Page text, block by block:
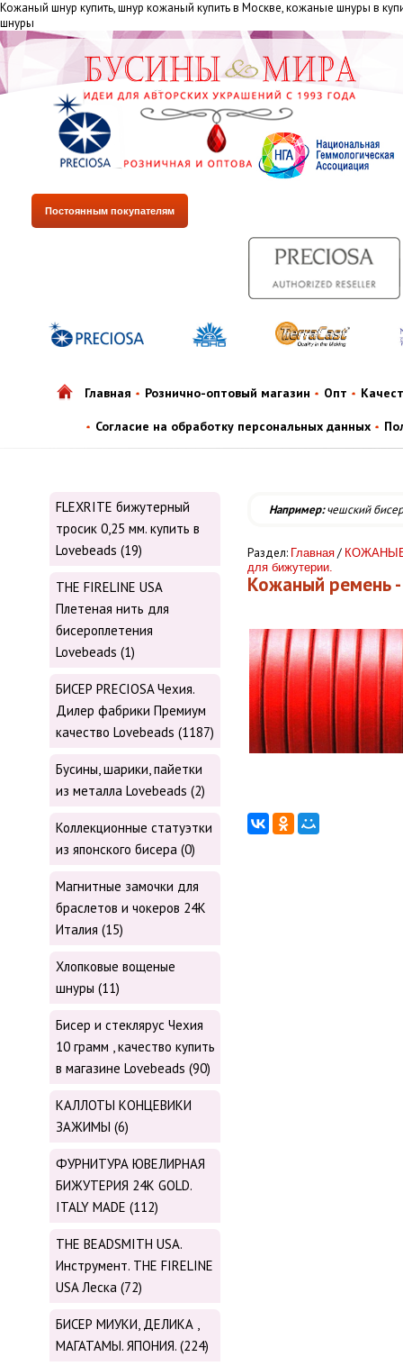
Кожаный шнур купить, шнур кожаный купить в Москве, кожаные шнуры в
шнуры
Постоянным покупателям
Главная Рознично-оптовый магазин Опт
Согласие на обработку персональных данных
FLEXRITE бижутерный
тросик 0,25 мм. купить в
Lovebeads (19)
THE FIRELINE USA
Плетеная нить для
бисероплетения
Lovebeads (1)
БИСЕР PRECIOSA Чехия.
Дилер фабрики Премиум
качество Lovebeads (1187)
Бусины, шарики, пайетки
из металла Lovebeads (2)
Коллекционные статуэтки
из японского бисера (0)
Магнитные замочки для
браслетов и чокеров 24К
Италия (15)
Хлопковые вощеные
шнуры (11)
Бисер и стеклярус Чехия
10 грамм , качество купить
в магазине Lovebeads (90)
КАЛЛОТЫ КОНЦЕВИКИ
ЗАЖИМЫ (6)
ФУРНИТУРА ЮВЕЛИРНАЯ
БИЖУТЕРИЯ 24К GOLD.
ITALY MADE (112)
THE BEADSMITH USA.
Инструмент. THE FIRELINE
USA Леска (72)
БИСЕР МИУКИ, ДЕЛИКА ,
МАГАТАМЫ. ЯПОНИЯ. (224)
Например:чешский бисер
Раздел: Главная /
для бижутерии.
Кожаный ремень